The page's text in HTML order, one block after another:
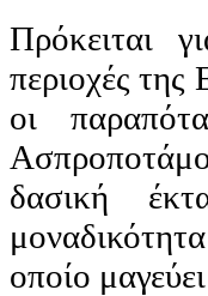
Πρόκειται
περιοχές
οι
δασική
οποίο